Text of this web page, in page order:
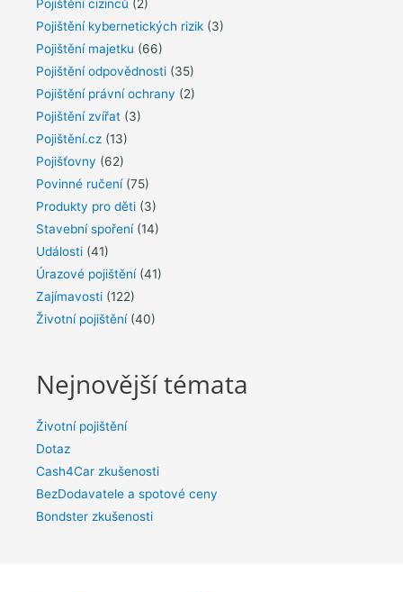
Pojištění cizinců (2)
Pojištění kybernetických rizik (3)
Pojištění majetku (66)
Pojištění odpovědnosti (35)
Pojištění právní ochrany (2)
Pojištění zvířat (3)
Pojištění.cz (13)
Pojišťovny (62)
Povinné ručení(75)
Produkty pro děti (3)
Stavební spoření(14)
Události (41)
Úrazové pojištění(41)
Zajímavosti (122)
Životní pojištění(40)
Nejnovější témata
Životní pojištění
Dotaz
Cash4Car zkušenosti
BezDodavatele a spotové ceny
Bondster zkušenosti